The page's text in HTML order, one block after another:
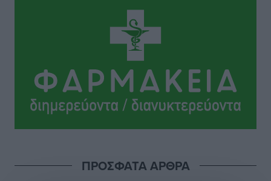
ΠΑΜΕ ΣΤΟΙΧΗΜΑ: Περισσότερα από 95 εκατομμύρια
ευρώ σε κέρδη μοίρασε τον Ιούλιο
Αθλητικά• πριν 7 ώρες
Ολοκλήρωση του έργου αναβάθμισης των
Γ.Σ. Διαγόρας: Στα «κυανέρυθρα» ο Janni Pembe
ΠΡΟΣΦΑΤΑ ΑΡΘΡΑ